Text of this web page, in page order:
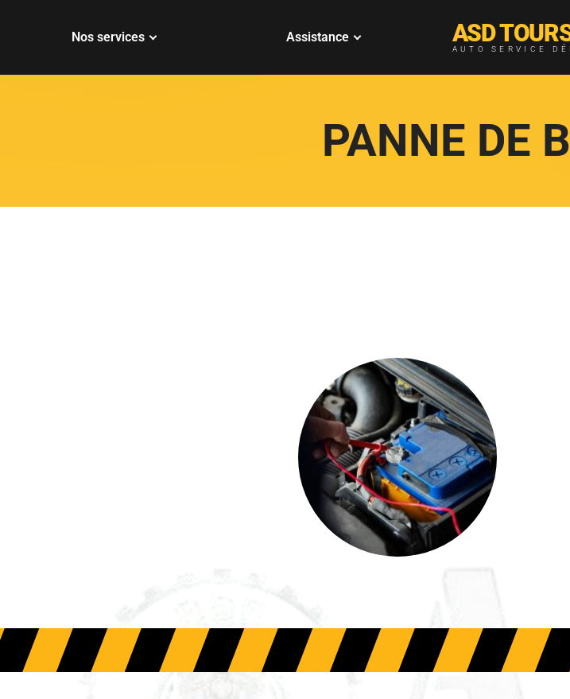
Nos services Assistance ASD
AUTO SERVICE
PANNE DE